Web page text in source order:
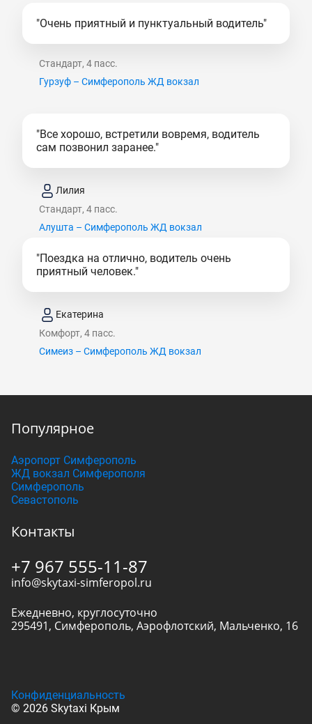
"Очень приятный и пунктуальный водитель"
Стандарт, 4 пасс.
Гурзуф – Симферополь ЖД вокзал
"Все хорошо, встретили вовремя, водитель
сам позвонил заранее."
Лилия
Стандарт, 4 пасс.
Алушта – Симферополь ЖД вокзал
"Поездка на отлично, водитель очень
приятный человек."
Екатерина
Комфорт, 4 пасс.
Симеиз – Симферополь ЖД вокзал
Популярное
Аэропорт Симферополь
ЖД вокзал Симферополя
Симферополь
Севастополь
Контакты
+7 967 555-11-87
info@skytaxi-simferopol.ru
Ежедневно, круглосуточно
295491, Симферополь, Аэрофлотский, Мальченко, 16
© 2026 Skytaxi Крым
Конфиденциальность